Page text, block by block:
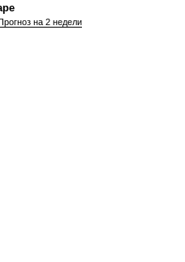
на 2 недели